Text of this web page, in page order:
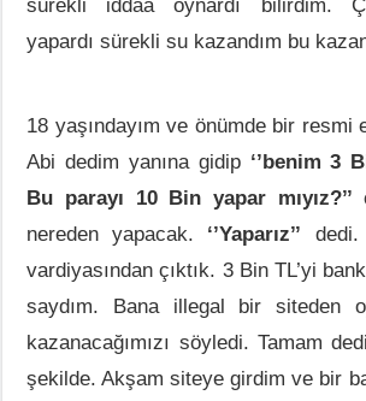
sürekli iddaa oynardı bilirdim.
yapardı sürekli su kazandım bu
18 yaşındayım ve önümde bir resmi
Abi dedim yanına gidip ‘’benim 3
Bu parayı 10 Bin yapar mıyız?’’
nereden yapacak. ‘’Yaparız’’ dedi.
vardiyasından çıktık. 3 Bin TL’yi
saydım. Bana illegal bir siteden
kazanacağımızı söyledi. Tamam
şekilde. Akşam siteye girdim ve bir